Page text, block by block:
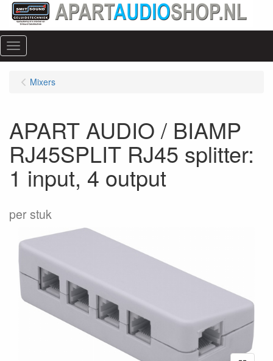
Menu
Mixers
APART AUDIO / BIAMP
RJ45SPLIT RJ45 splitter:
1 input, 4 output
per stuk